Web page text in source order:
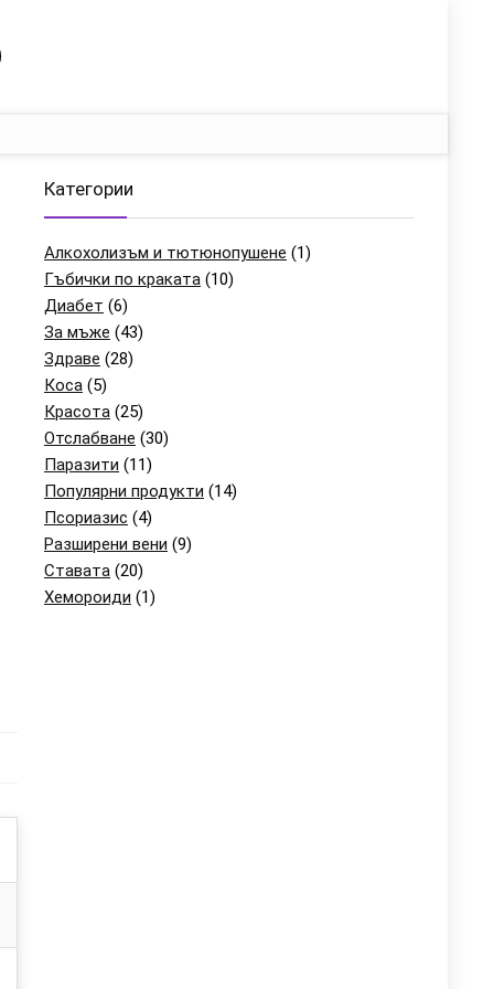
Категории
Алкохолизъм и тютюнопушене (1)
Гъбички по краката (10)
Диабет (6)
За мъже (43)
Здраве (28)
Коса (5)
Красота (25)
Отслабване (30)
Паразити (11)
Популярни продукти (14)
Псориазис (4)
Разширени вени (9)
Ставата (20)
Хемороиди (1)